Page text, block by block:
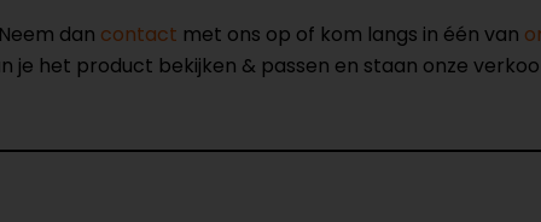
dan contact met ons op of kom langs in één van
je het product bekijken & passen en staan onze